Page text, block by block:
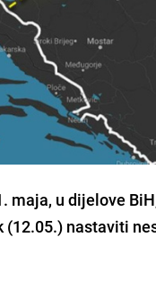
maja, u dijelove
nastaviti